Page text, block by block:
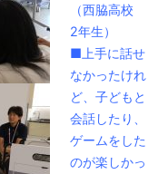
（西脇高校
2年生）
■上手に話せ
なかったけれ
ど、子どもと
会話したり、
ゲームをした
のが楽しかっ